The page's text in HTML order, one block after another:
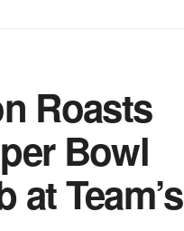
Roasts
Bowl
Team’s